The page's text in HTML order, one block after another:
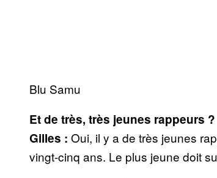
Blu Samu
Et de très, très jeunes rappeurs ?
Gilles : Oui, il y a de très jeunes
vingt-cinq ans. Le plus jeune doit